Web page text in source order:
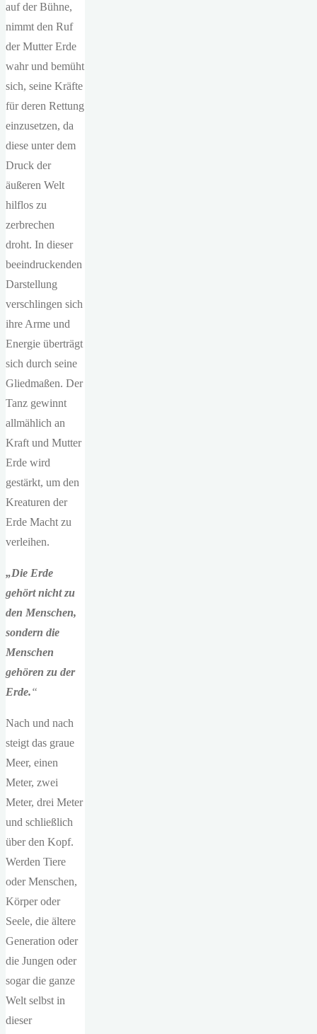
auf der Bühne,
nimmt den Ruf
der Mutter Erde
wahr und bemüht
sich, seine Kräfte
für deren Rettung
einzusetzen, da
diese unter dem
Druck der
äußeren Welt
hilflos zu
zerbrechen
droht. In dieser
beeindruckenden
Darstellung
verschlingen sich
ihre Arme und
Energie überträgt
sich durch seine
Gliedmaßen. Der
Tanz gewinnt
allmählich an
Kraft und Mutter
Erde wird
gestärkt, um den
Kreaturen der
Erde Macht zu
verleihen.
„Die Erde
gehört nicht zu
den Menschen,
sondern die
Menschen
gehören zu der
Erde.“
Nach und nach
steigt das graue
Meer, einen
Meter, zwei
Meter, drei Meter
und schließlich
über den Kopf.
Werden Tiere
oder Menschen,
Körper oder
Seele, die ältere
Generation oder
die Jungen oder
sogar die ganze
Welt selbst in
dieser